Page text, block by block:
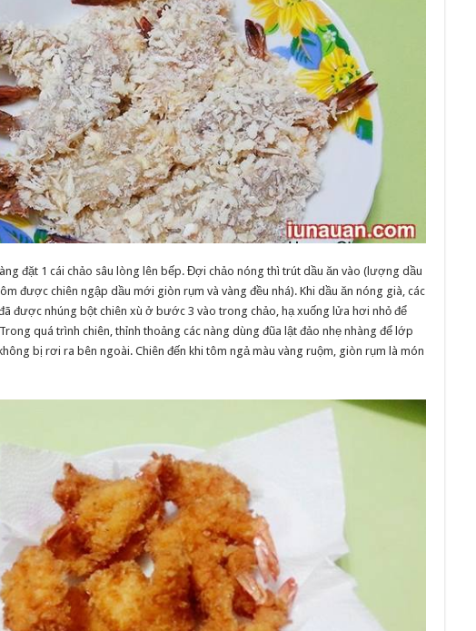
đặt 1 cái chảo sâu lòng lên bếp. Đợi chảo nóng thì trút dầu ăn vào (lượng dầu
được chiên ngập dầu mới giòn rụm và vàng đều nhá). Khi dầu ăn nóng già, các
được nhúng bột chiên xù ở bước 3 vào trong chảo, hạ xuống lửa hơi nhỏ để
quá trình chiên, thỉnh thoảng các nàng dùng đũa lật đảo nhẹ nhàng để lớp
bị rơi ra bên ngoài. Chiên đến khi tôm ngả màu vàng ruộm, giòn rụm là món